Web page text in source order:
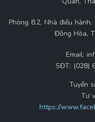
Phòng 8.2, Nhà điều
Đông Hòa,
Email:
SĐT: (028)
Tuyển
Tư
https://